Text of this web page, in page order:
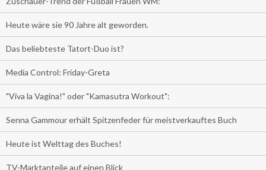
Heute wäre sie 90 Jahre alt geworden.
Das beliebteste Tatort-Duo ist?
Media Control: Friday-Greta
"Viva la Vagina!" oder "Kamasutra Workout":
Senna Gammour erhält Spitzenfeder für meistverkauftes Buch
Heute ist Welttag des Buches!
TV-Marktanteile auf einen Blick